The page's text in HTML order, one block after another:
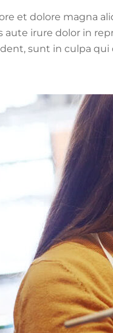
et dolore magna
aute irure dolor in
sunt in culpa